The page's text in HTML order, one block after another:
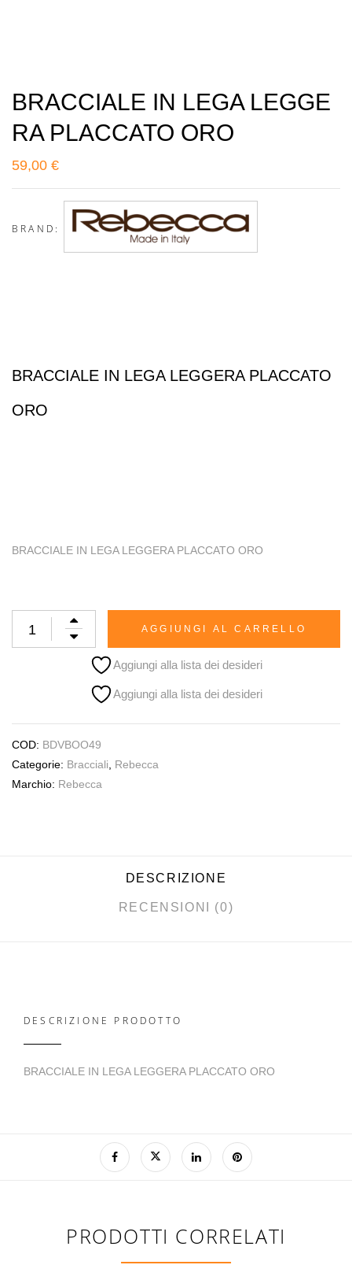
BRACCIALE IN LEGA LEGGE
RA PLACCATO ORO
59,00 €
BRAND:
BRACCIALE IN LEGA LEGGERA PLACCATO
ORO
BRACCIALE IN LEGA LEGGERA PLACCATO ORO
AGGIUNGI AL CARRELLO
Aggiungi alla lista dei desideri
Aggiungi alla lista dei desideri
COD: BDVBOO49
Categorie: Bracciali
Rebecca
Marchio: Rebecca
DESCRIZIONE
RECENSIONI (0)
DESCRIZIONE PRODOTTO
BRACCIALE IN LEGA LEGGERA PLACCATO ORO
PRODOTTI CORRELATI